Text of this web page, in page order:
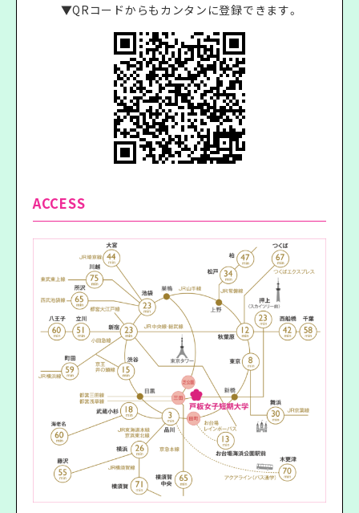
▼QRコードからもカンタンに登録できます。
ACCESS